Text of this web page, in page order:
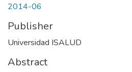
2014-06
Publisher
Universidad ISALUD
Abstract